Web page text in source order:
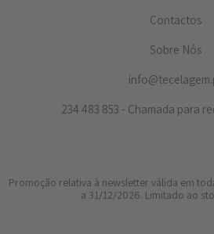
Contactos
Sobre Nós
234 483 853 - Chamada para
Promoção relativa à newsletter válida em
a 31/12/2026. Limitado ao